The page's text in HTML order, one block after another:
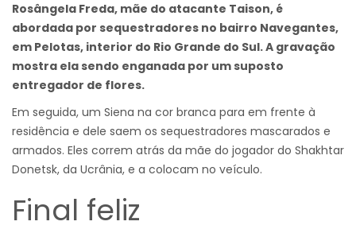
Rosângela Freda, mãe do atacante Taison, é
abordada por sequestradores no bairro Navegantes,
em Pelotas, interior do Rio Grande do Sul. A gravação
mostra ela sendo enganada por um suposto
entregador de flores.
Em seguida, um Siena na cor branca para em frente à
residência e dele saem os sequestradores mascarados e
armados. Eles correm atrás da mãe do jogador do Shakhtar
Donetsk, da Ucrânia, e a colocam no veículo.
Final feliz